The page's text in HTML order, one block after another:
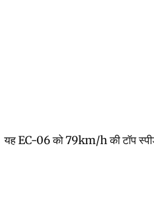
06 को 79km/h की टॉप स्पीड